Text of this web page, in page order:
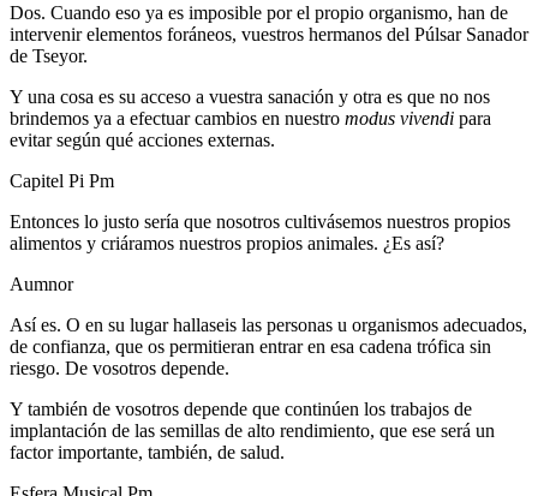
Dos. Cuando eso ya es imposible por el propio organismo, han de
intervenir elementos foráneos, vuestros hermanos del Púlsar Sanador
de Tseyor.
Y una cosa es su acceso a vuestra sanación y otra es que no nos
brindemos ya a efectuar cambios en nuestro modus vivendi para
evitar según qué acciones externas.
Capitel Pi Pm
Entonces lo justo sería que nosotros cultivásemos nuestros propios
alimentos y criáramos nuestros propios animales. ¿Es así?
Aumnor
Así es. O en su lugar hallaseis las personas u organismos adecuados,
de confianza, que os permitieran entrar en esa cadena trófica sin
riesgo. De vosotros depende.
Y también de vosotros depende que continúen los trabajos de
implantación de las semillas de alto rendimiento, que ese será un
factor importante, también, de salud.